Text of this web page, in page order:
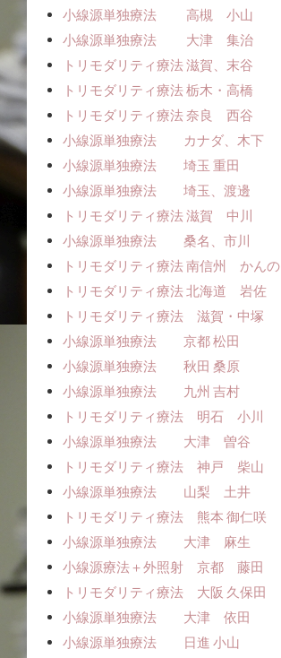
小線源単独療法 高槻 小山
小線源単独療法 大津 集治
トリモダリティ療法 滋賀、末谷
トリモダリティ療法 栃木・高橋
トリモダリティ療法 奈良 西谷
小線源単独療法 カナダ、木下
小線源単独療法 埼玉 重田
小線源単独療法 埼玉、渡邊
トリモダリティ療法 滋賀 中川
小線源単独療法 桑名、市川
トリモダリティ療法 南信州 かんの
トリモダリティ療法 北海道 岩佐
トリモダリティ療法 滋賀・中塚
小線源単独療法 京都 松田
小線源単独療法 秋田 桑原
小線源単独療法 九州 吉村
トリモダリティ療法 明石 小川
小線源単独療法 大津 曽谷
トリモダリティ療法 神戸 柴山
小線源単独療法 山梨 土井
トリモダリティ療法 熊本 御仁咲
小線源単独療法 大津 麻生
小線源療法＋外照射 京都 藤田
トリモダリティ療法 大阪 久保田
小線源単独療法 大津 依田
小線源単独療法 日進 小山